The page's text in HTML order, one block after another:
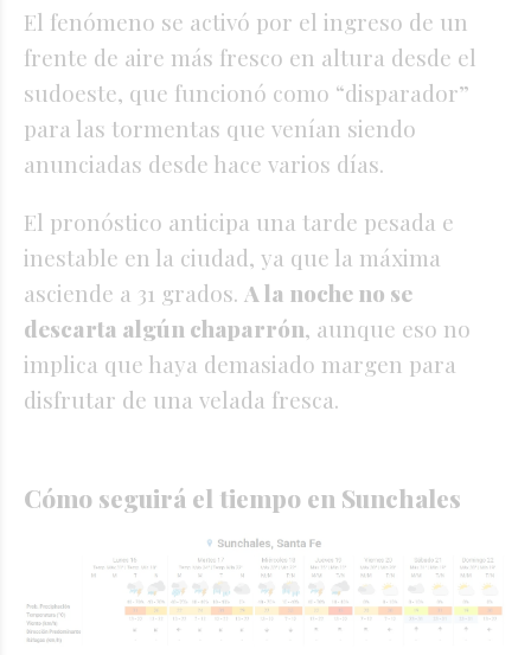
El fenómeno se activó por el ingreso de un
frente de aire más fresco en altura desde el
sudoeste, que funcionó como “disparador”
para las tormentas que venían siendo
anunciadas desde hace varios días.
El pronóstico anticipa una tarde pesada e
inestable en la ciudad, ya que la máxima
asciende a 31 grados. A la noche no se
descarta algún chaparrón, aunque eso no
implica que haya demasiado margen para
disfrutar de una velada fresca.
Cómo seguirá el tiempo en Sunchales